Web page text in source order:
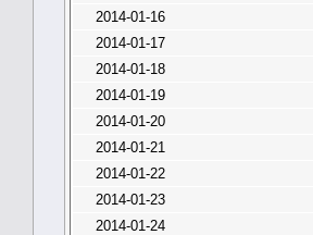
2014-01-16
2014-01-17
2014-01-18
2014-01-19
2014-01-20
2014-01-21
2014-01-22
2014-01-23
2014-01-24